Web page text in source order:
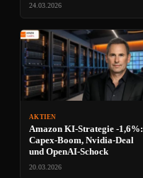
24.03.2026
AKTIEN
Amazon KI-Strategie -1,6%:
Capex-Boom, Nvidia-Deal
und OpenAI-Schock
20.03.2026